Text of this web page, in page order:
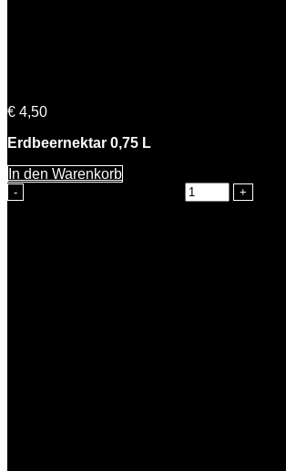
€ 4,50
Erdbeernektar 0,75 L
In den Warenkorb